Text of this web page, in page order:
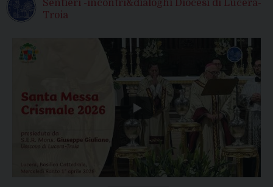
Sentieri -incontri&dialoghi Diocesi di Lucera-
Troia